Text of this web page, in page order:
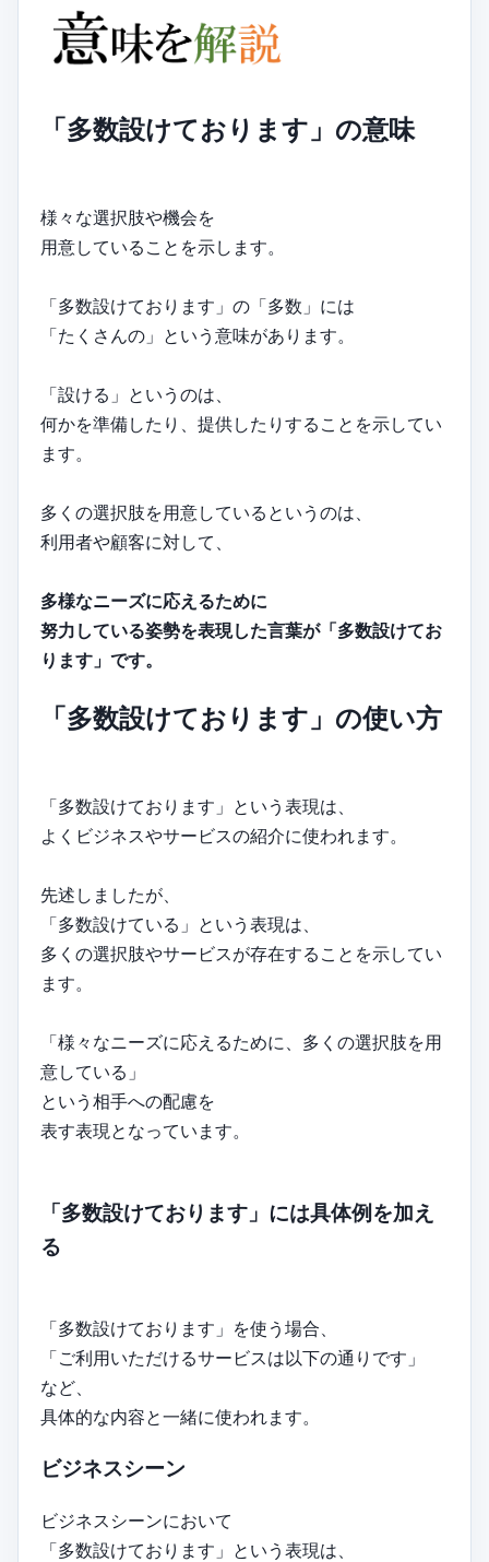
「多数設けております」の意味
様々な選択肢や機会を
用意していることを示します。
「多数設けております」の「多数」には
「たくさんの」という意味があります。
「設ける」というのは、
何かを準備したり、提供したりすることを示してい
ます。
多くの選択肢を用意しているというのは、
利用者や顧客に対して、
多様なニーズに応えるために
努力している姿勢を表現した言葉が「多数設けてお
ります」です。
「多数設けております」の使い方
「多数設けております」という表現は、
よくビジネスやサービスの紹介に使われます。
先述しましたが、
「多数設けている」という表現は、
多くの選択肢やサービスが存在することを示してい
ます。
「様々なニーズに応えるために、多くの選択肢を用
意している」
という相手への配慮を
表す表現となっています。
「多数設けております」には具体例を加え
る
「多数設けております」を使う場合、
「ご利用いただけるサービスは以下の通りです」
など、
具体的な内容と一緒に使われます。
ビジネスシーン
ビジネスシーンにおいて
「多数設けております」という表現は、